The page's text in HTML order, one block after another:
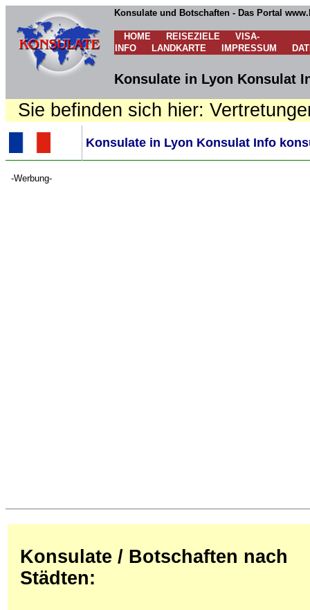
Konsulate und Botschaften - Das Portal
HOME REISEZIELE
VISA-
INFO
LANDKARTE IMPRESSUM
Konsulate in Lyon Konsulat
Sie befinden sich hier:
Konsulate in Lyon Konsulat Info
-Werbung-
Konsulate / Botschaften nach
Städten: